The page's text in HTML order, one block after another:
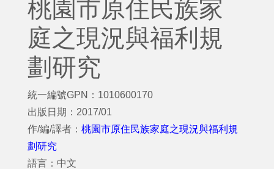
桃園市原住民族家
庭之現況與福利規
劃研究
統一編號GPN：1010600170
出版日期：2017/01
作/編/譯者： 桃園市原住民族家庭之現況與福利規
劃研究
語言：中文